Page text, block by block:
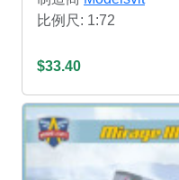
比例尺: 1:72
$33.40